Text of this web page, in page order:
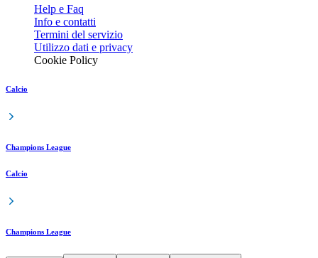
Help e Faq
Info e contatti
Termini del servizio
Utilizzo dati e privacy
Cookie Policy
Calcio
Champions League
Calcio
Champions League